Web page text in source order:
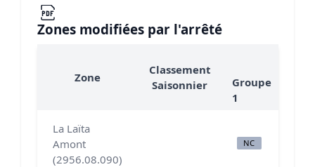
Zones modifiées par l'arrêté
Zone
Classement
Saisonnier
Groupe
1
La Laïta
Amont
(2956.08.090)
NC